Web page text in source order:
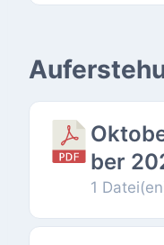
ber
1